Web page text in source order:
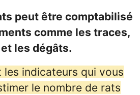
peut être comptabilisé
comme les traces,
les dégâts.
les indicateurs qui vous
le nombre de rats